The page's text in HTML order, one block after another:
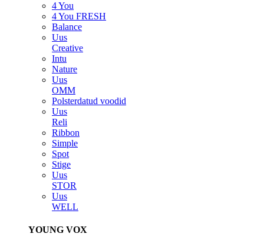
4 You
4 You FRESH
Balance
Uus
Creative
Intu
Nature
Uus
OMM
Polsterdatud voodid
Uus
Reli
Ribbon
Simple
Spot
Stige
Uus
STOR
Uus
WELL
YOUNG VOX